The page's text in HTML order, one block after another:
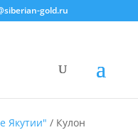
gold.ru
Якутии" / Кулон